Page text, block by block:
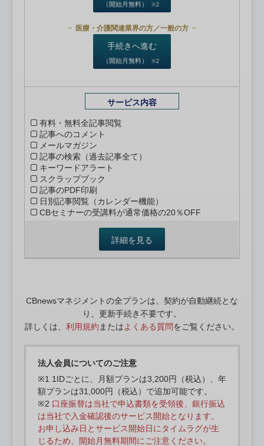
（開始月無料） ※2
医療・介護関連業界の方／一般の方
手続きへ進む
（開始月無料） ※2
サービス内容
有料・無料全記事閲覧
記事へのコメント
メールマガジン
記事の検索（過去記事全て）
キーワードアラート
スクラップブック
記事のPDF印刷
日別記事閲覧（カレンダー機能）
CBセミナーの受講料が通常価格の20％OFF
詳細を見る
CBnewsマネジメントの全プランは、契約が自動継続とな
り、更新手続き不要です。
詳しくは、 利用規約 またはよくある質問をご覧ください。
法人会員についてのご注意
※1 1IDごとに、月額プランは3,200円（税込）、年
額プランは31,000円（税込）で追加可能です。
※2 口座振替は当社で申込書類を受領後、銀行振込
は当社で入金確認後のサービス開始となります。
お申し込み日とサービス開始日にタイムラグが生
じるため、開始月無料期間にご注意ください。